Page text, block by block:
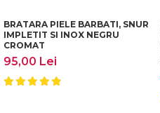
BRATARA PIELE BARBATI, SNUR
IMPLETIT SI INOX NEGRU
CROMAT
95,00 Lei